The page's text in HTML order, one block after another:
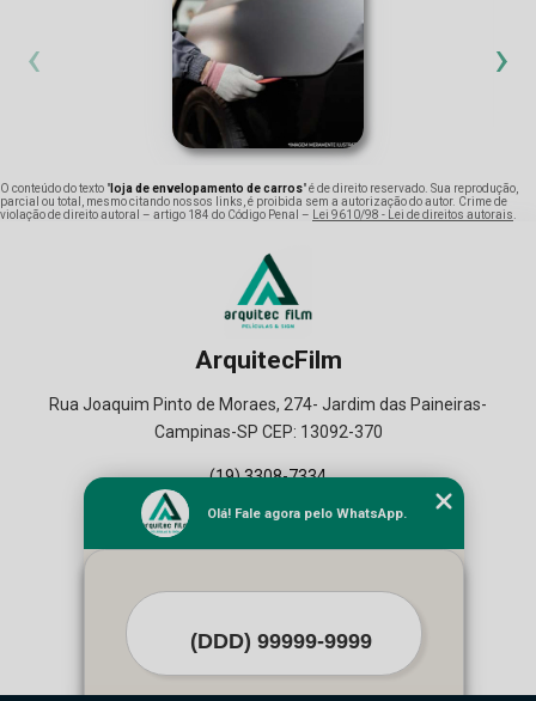
‹ ›
O conteúdo do texto " loja de envelopamento de carros" é de direito reservado. Sua reprodução,
parcial ou total, mesmo citando nossos links, é proibida sem a autorização do autor. Crime de
violação de direito autoral – artigo 184 do Código Penal –
Lei 9610/98 - Lei de direitos autorais
ArquitecFilm
Rua Joaquim Pinto de Moraes, 274- Jardim das Paineiras-
Campinas-SP CEP: 13092-370
(19) 3308-7334
Home
Contato
Mapa do Site
Olá! Fale agora pelo WhatsApp.